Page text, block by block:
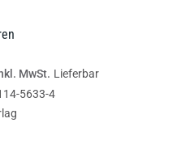
MwSt. Lieferbar
5633-4